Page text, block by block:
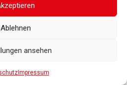
Ablehnen
ansehen
Impressum